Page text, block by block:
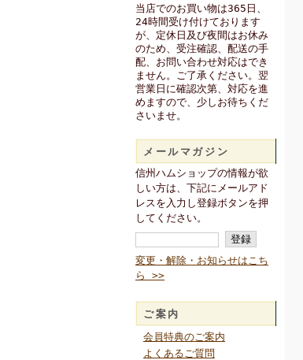
当店でのお買い物は365日、
24時間受け付けております
が、定休日及び夜間はお休み
のため、受注確認、配送の手
配、お問い合わせ対応はでき
ません。ご了承ください。翌
営業日に確認次第、対応を進
めますので、少しお待ちくだ
さいませ。
メールマガジン
信州ハムショップの情報が欲
しい方は、下記にメールアド
レスを入力し登録ボタンを押
してください。
変更・解除・お知らせはこち
ら >>
ご案内
会員特典のご案内
よくあるご質問